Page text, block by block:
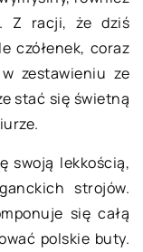
Z racji, że dziś
czółenek, coraz
zestawieniu ze
stać się świetną
swoją lekkością,
strojów.
się całą
polskie buty.